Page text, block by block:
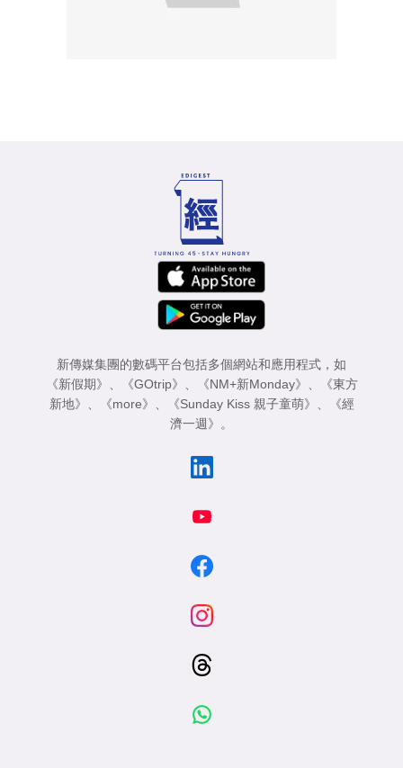
新傳媒集團的數碼平台包括多個網站和應用程式，如
《新假期》
《GOtrip》 《NM+新Monday》
《東方
新地》
《more》 《Sunday Kiss 親子童萌》
《經
濟一週》
。